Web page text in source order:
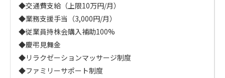
◆交通費支給（上限10万円/月）
◆業務支援手当（3,000円/月）
◆従業員持株会購入補助100%
◆慶弔見舞金
◆リラクゼーションマッサージ制度
◆ファミリーサポート制度